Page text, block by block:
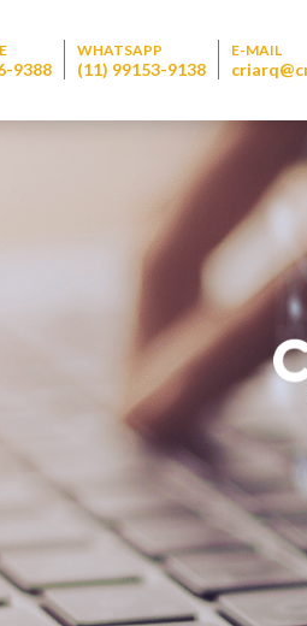
9388
WHATSAPP
(11) 99153-9138
E-MAIL